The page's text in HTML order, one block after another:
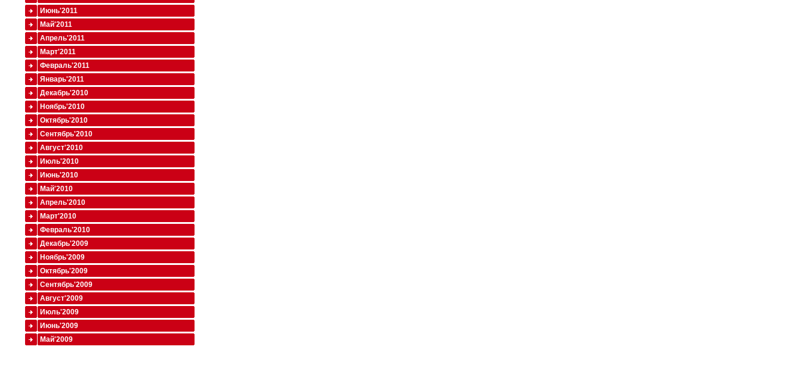
Июнь'2011
Май'2011
Апрель'2011
Март'2011
Февраль'2011
Январь'2011
Декабрь'2010
Ноябрь'2010
Октябрь'2010
Сентябрь'2010
Август'2010
Июль'2010
Июнь'2010
Май'2010
Апрель'2010
Март'2010
Февраль'2010
Декабрь'2009
Ноябрь'2009
Октябрь'2009
Сентябрь'2009
Август'2009
Июль'2009
Июнь'2009
Май'2009